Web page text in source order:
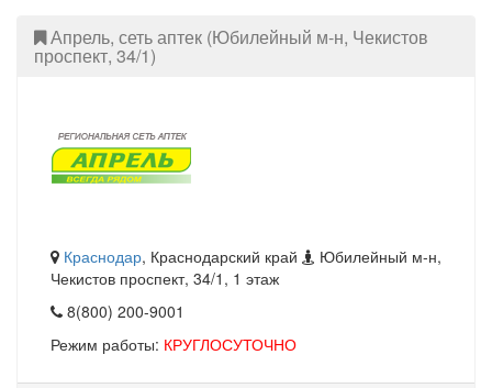
Апрель, сеть аптек (Юбилейный м-н, Чекистов
проспект, 34/1)
Краснодар, Краснодарский край
Юбилейный м-н,
Чекистов проспект, 34/1, 1 этаж
8(800) 200-9001
Режим работы: КРУГЛОСУТОЧНО